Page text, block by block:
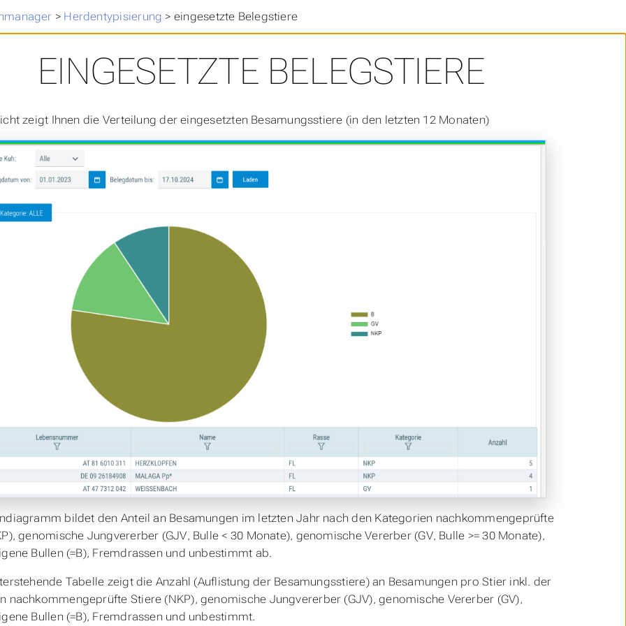
> Herdentypisierung > eingesetzte Belegstiere
EINGESETZTE BELEGSTIERE
zeigt Ihnen die Verteilung der eingesetzten Besamungsstiere (in den letzten 12 Monaten)
bildet den Anteil an Besamungen im letzten Jahr nach den Kategorien nachkommengeprüfte
genomische Jungvererber (GJV, Bulle < 30 Monate), genomische Vererber (GV, Bulle >= 30 Monate),
Bullen (=B), Fremdrassen und unbestimmt ab.
Tabelle zeigt die Anzahl (Auflistung der Besamungsstiere) an Besamungen pro Stier inkl. der
nachkommengeprüfte Stiere (NKP), genomische Jungvererber (GJV), genomische Vererber (GV),
Bullen (=B), Fremdrassen und unbestimmt.